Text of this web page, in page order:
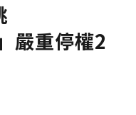
嚴重停權2